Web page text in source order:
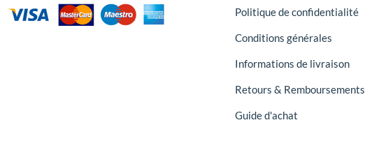
Politique de confidentialité
Conditions générales
Informations de livraison
Retours & Remboursements
Guide d'achat